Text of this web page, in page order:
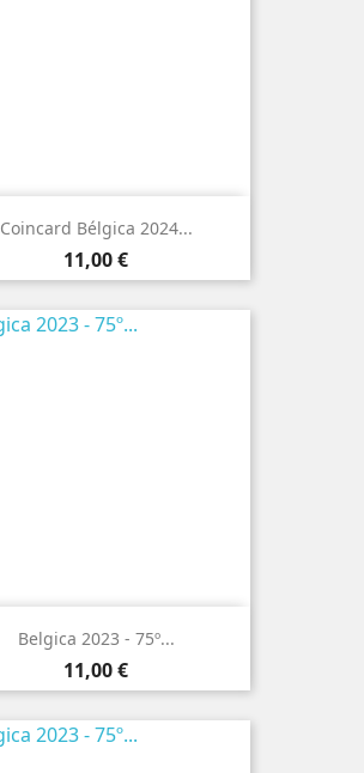
Coincard Bélgica 2024...
Preço
11,00 €
Belgica 2023 - 75º...
Preço
11,00 €